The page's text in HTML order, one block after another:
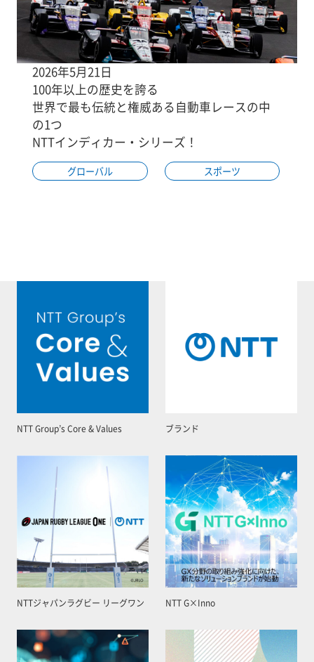
2026年5月21日
100年以上の歴史を誇る
世界で最も伝統と権威ある自動車レースの中
の1つ
NTTインディカー・シリーズ！
グローバル スポーツ
NTT Group’s Core & Values ブランド
NTTジャパンラグビー リーグワン NTT G×Inno